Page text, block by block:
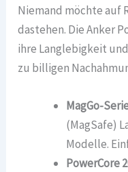
Niemand möchte auf
dastehen. Die Anker
ihre Langlebigkeit
zu billigen
MagGo-
(MagSafe)
Modelle.
PowerCore